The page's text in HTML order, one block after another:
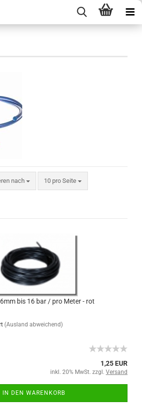
nach 10 pro Seite
bis 16 bar / pro Meter - rot
(Ausland abweichend)
1,25 EUR
inkl. 20% MwSt. zzgl. Versand
IN DEN WARENKORB